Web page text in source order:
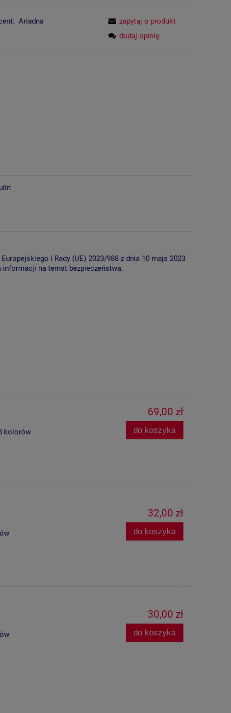
Ariadna
zapytaj o produkt
dodaj opinię
i Rady (UE) 2023/988 z dnia 10 maja 2023
na temat bezpieczeństwa.
kolorów
69,00 zł
do koszyka
32,00 zł
do koszyka
30,00 zł
do koszyka